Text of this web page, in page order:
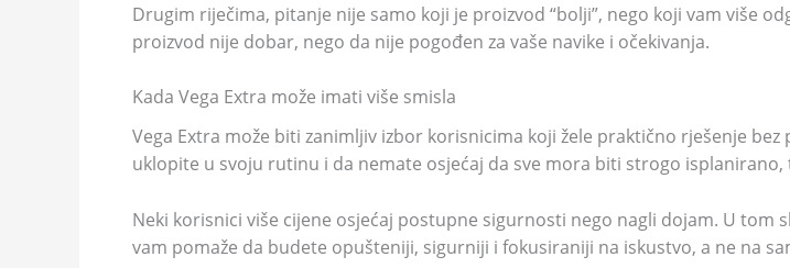
Drugim riječima, pitanje nije samo koji je proizvod “bolji”, nego koji vam više
proizvod nije dobar, nego da nije pogođen za vaše navike i očekivanja.
Kada Vega Extra može imati više smisla
Vega Extra može biti zanimljiv izbor korisnicima koji žele praktično rješenje
uklopite u svoju rutinu i da nemate osjećaj da sve mora biti strogo
Neki korisnici više cijene osjećaj postupne sigurnosti nego nagli dojam. U tom
vam pomaže da budete opušteniji, sigurniji i fokusiraniji na iskustvo, a ne na